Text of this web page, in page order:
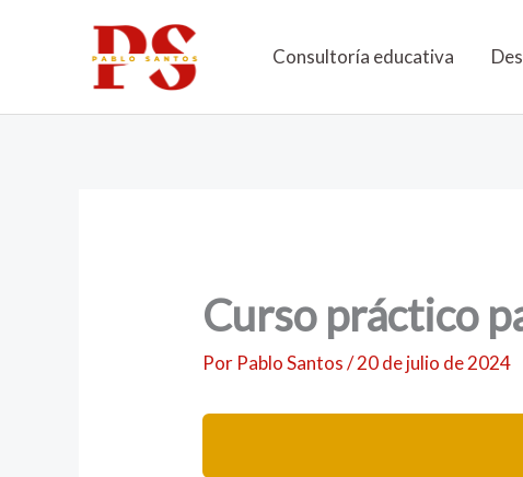
Consultoría educativa
Curso práctico
Por Pablo Santos/20 de julio de 2024